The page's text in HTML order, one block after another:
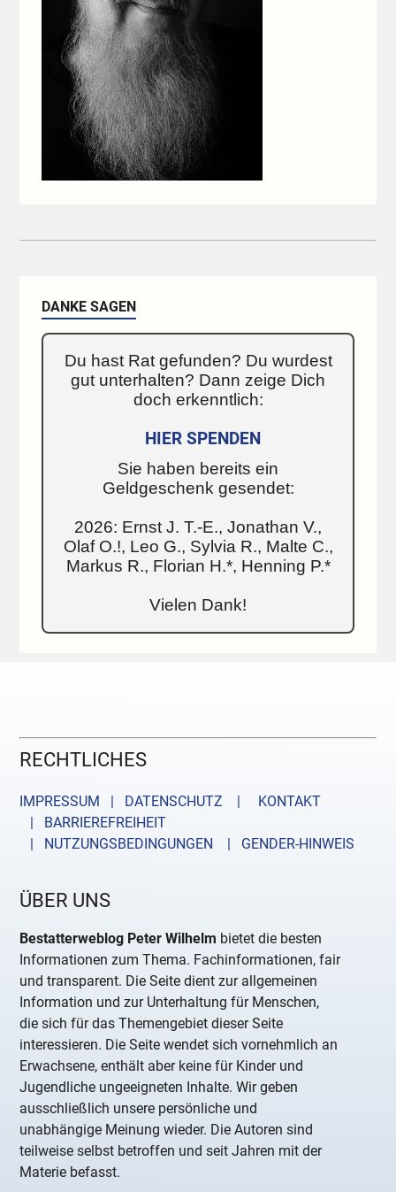
DANKE SAGEN
Du hast Rat gefunden? Du wurdest
gut unterhalten? Dann zeige Dich
doch erkenntlich:
HIER SPENDEN
Sie haben bereits ein
Geldgeschenk gesendet:
2026: Ernst J. T.-E., Jonathan V.,
Olaf O.!, Leo G., Sylvia R., Malte C.,
Markus R., Florian H.*, Henning P.*
Vielen Dank!
RECHTLICHES
IMPRESSUM | DATENSCHUTZ |
KONTAKT
| BARRIEREFREIHEIT
| NUTZUNGSBEDINGUNGEN
| GENDER-HINWEIS
ÜBER UNS
Bestatterweblog Peter Wilhelm bietet die besten
Informationen zum Thema. Fachinformationen, fair
und transparent. Die Seite dient zur allgemeinen
Information und zur Unterhaltung für Menschen,
die sich für das Themengebiet dieser Seite
interessieren. Die Seite wendet sich vornehmlich an
Erwachsene, enthält aber keine für Kinder und
Jugendliche ungeeigneten Inhalte. Wir geben
ausschließlich unsere persönliche und
unabhängige Meinung wieder. Die Autoren sind
teilweise selbst betroffen und seit Jahren mit der
Materie befasst.